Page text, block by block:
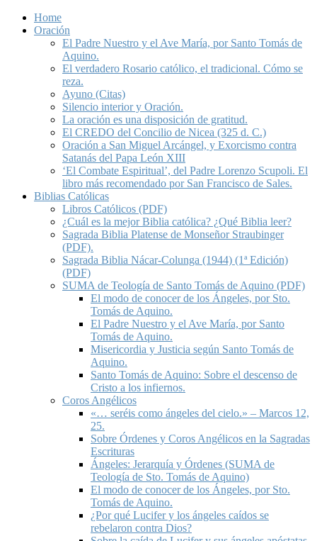
Home
Oración
El Padre Nuestro y el Ave María, por Santo Tomás de
Aquino.
El verdadero Rosario católico, el tradicional. Cómo se
reza.
Ayuno (Citas)
Silencio interior y Oración.
La oración es una disposición de gratitud.
El CREDO del Concilio de Nicea (325 d. C.)
Oración a San Miguel Arcángel, y Exorcismo contra
Satanás del Papa León XIII
‘El Combate Espiritual’, del Padre Lorenzo Scupoli. El
libro más recomendado por San Francisco de Sales.
Biblias Católicas
Libros Católicos (PDF)
¿Cuál es la mejor Biblia católica? ¿Qué Biblia leer?
Sagrada Biblia Platense de Monseñor Straubinger
(PDF).
Sagrada Biblia Nácar-Colunga (1944) (1ª Edición)
(PDF)
SUMA de Teología de Santo Tomás de Aquino (PDF)
El modo de conocer de los Ángeles, por Sto.
Tomás de Aquino.
El Padre Nuestro y el Ave María, por Santo
Tomás de Aquino.
Misericordia y Justicia según Santo Tomás de
Aquino.
Santo Tomás de Aquino: Sobre el descenso de
Cristo a los infiernos.
Coros Angélicos
«… seréis como ángeles del cielo.» – Marcos 12,
25.
Sobre Órdenes y Coros Angélicos en la Sagradas
Escrituras
Ángeles: Jerarquía y Órdenes (SUMA de
Teología de Sto. Tomás de Aquino)
El modo de conocer de los Ángeles, por Sto.
Tomás de Aquino.
¿Por qué Lucifer y los ángeles caídos se
rebelaron contra Dios?